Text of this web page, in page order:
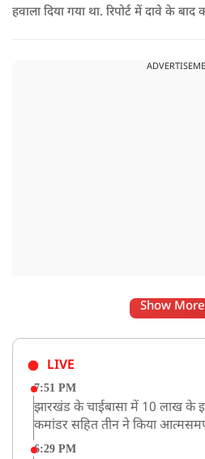
हवाला दिया गया था. रिपोर्ट में दावे के
Show More
LIVE
7:51 PM
झारखंड के चाईबासा में 10 लाख के
कमांडर सहित तीन ने किया
6:29 PM